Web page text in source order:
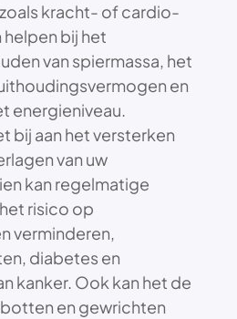
kracht- of cardio-
bij het
van spiermassa, het
en
energieniveau.
bij aan het versterken
van uw
kan regelmatige
risico op
verminderen,
diabetes en
kanker. Ook kan het de
en gewrichten